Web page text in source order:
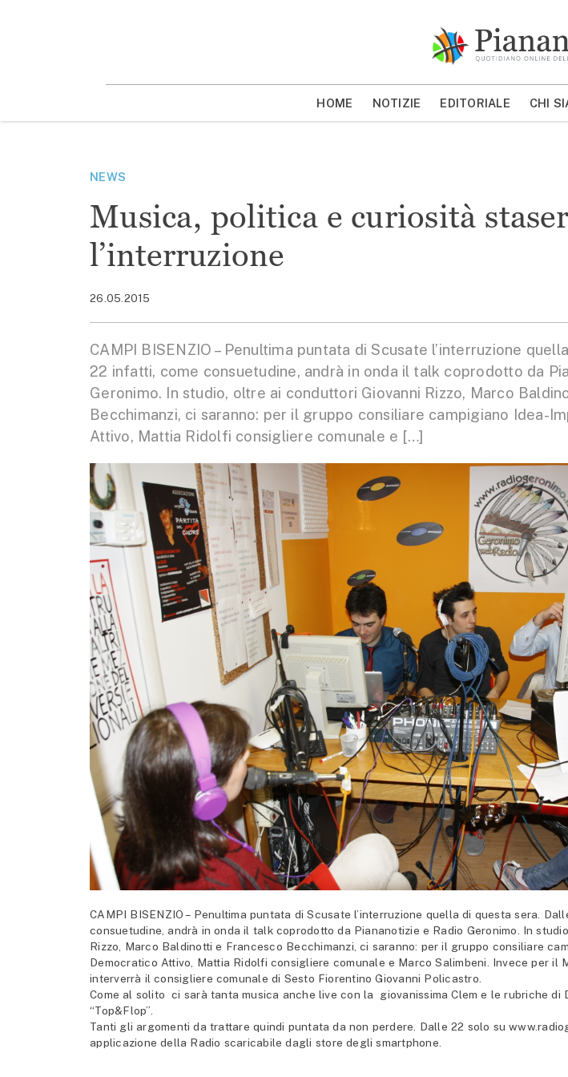
MOSTRA/
HOME NOTIZIE EDITORIALE CHI
NEWS
Musica, politica e curiosità
l’interruzione
26.05.2015
CAMPI BISENZIO – Penultima puntata di Scusate l’interruzione
22 infatti, come consuetudine, andrà in onda il talk coprodotto da
Geronimo. In studio, oltre ai conduttori Giovanni Rizzo, Marco
Becchimanzi, ci saranno: per il gruppo consiliare campigiano Idea-
Attivo, Mattia Ridolfi consigliere comunale e […]
CAMPI BISENZIO – Penultima puntata di Scusate l’interruzione quella di questa sera.
consuetudine, andrà in onda il talk coprodotto da Piananotizie e Radio Geronimo. In
Rizzo, Marco Baldinotti e Francesco Becchimanzi, ci saranno: per il gruppo consiliare
Democratico Attivo, Mattia Ridolfi consigliere comunale e Marco Salimbeni. Invece per il
interverrà il consigliere comunale di Sesto Fiorentino Giovanni Policastro.
Come al solito ci sarà tanta musica anche live con la giovanissima Clem e le rubriche di
“Top&Flop”.
Tanti gli argomenti da trattare quindi puntata da non perdere. Dalle 22 solo su
applicazione della Radio scaricabile dagli store degli smartphone.